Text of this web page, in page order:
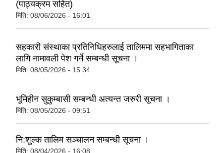
(पाठ्यक्रम सहित)
मिति: 08/06/2026 - 16:01
सहकारी संस्थाका प्रतिनिधिहरुलाई तालिममा सहभागिताका
लागि नामावली पेश गर्ने सम्बन्धी सूचना ।
मिति: 08/05/2026 - 15:34
भूमिहीन सुकुम्बासी सम्बन्धी अत्यन्त जरुरी सूचना ।
मिति: 08/05/2026 - 09:51
नि:शुल्क तालिम सञ्चालन सम्बन्धी सूचना ।
मिति: 08/04/2026 - 16:08